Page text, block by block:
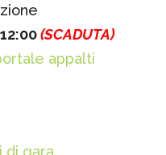
(SCADUTA)
appalti
di gara